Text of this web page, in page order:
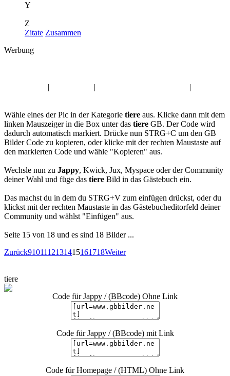
Y
Z
Zitate Zusammen
Werbung
| | |
Wähle eines der Pic in der Kategorie tiere aus. Klicke dann mit dem
linken Mauszeiger in die Box unter das tiere GB. Der Code wird
dadurch automatisch markiert. Drücke nun STRG+C um den GB
Bilder Code zu kopieren, oder klicke mit der rechten Maustaste auf
den markierten Code und wähle "Kopieren" aus.
Wechsle nun zu Jappy, Kwick, Jux, Myspace oder der Community
deiner Wahl und füge das tiere Bild in das Gästebuch ein.
Das machst du in dem du STRG+V zum einfügen drückst, oder du
klickst mit der rechten Maustaste in das Gästebucheditorfeld deiner
Community und wählst "Einfügen" aus.
Seite 15 von 18 und es sind 18 Bilder ...
Zurück9101112131415161718Weiter
tiere
Code für Jappy / (BBcode) Ohne Link
Code für Jappy / (BBcode) mit Link
Code für Homepage / (HTML) Ohne Link